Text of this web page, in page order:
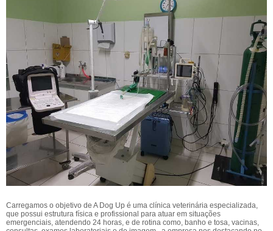
Carregamos o objetivo de A Dog Up é uma clínica veterinária especializada,
que possui estrutura física e profissional para atuar em situações
emergenciais, atendendo 24 horas, e de rotina como, banho e tosa, vacinas,